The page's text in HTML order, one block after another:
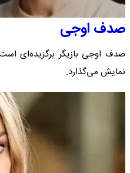
صدف اوجی
صدف اوجی بازیگر برگزیده‌ای
نمایش می‌گذارد.